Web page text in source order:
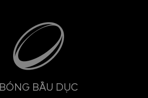
BÓNG BẦU DỤC